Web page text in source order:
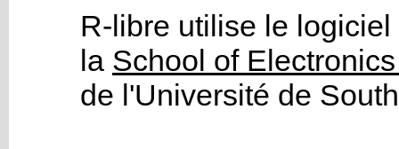
R-libre utilise le logiciel
la School of
de l'Université de